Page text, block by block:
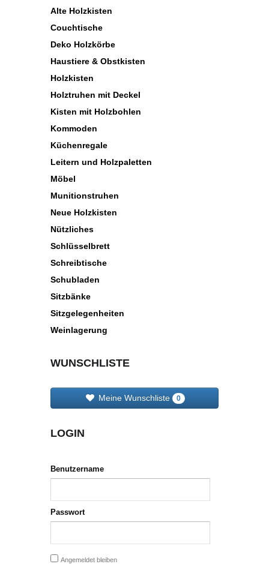
Alte Holzkisten
Couchtische
Deko Holzkörbe
Haustiere & Obstkisten
Holzkisten
Holztruhen mit Deckel
Kisten mit Holzbohlen
Kommoden
Küchenregale
Leitern und Holzpaletten
Möbel
Munitionstruhen
Neue Holzkisten
Nützliches
Schlüsselbrett
Schreibtische
Schubladen
Sitzbänke
Sitzgelegenheiten
Weinlagerung
WUNSCHLISTE
Meine Wunschliste 0
LOGIN
Benutzername
Passwort
Angemeldet bleiben